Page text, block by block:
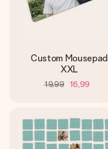
Custom Mousepad
XXL
19,99 16,99